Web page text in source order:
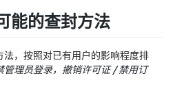
能的查封方法
，按照对已有用户的影响程度排
管理员登录，撤销许可证 / 禁用订